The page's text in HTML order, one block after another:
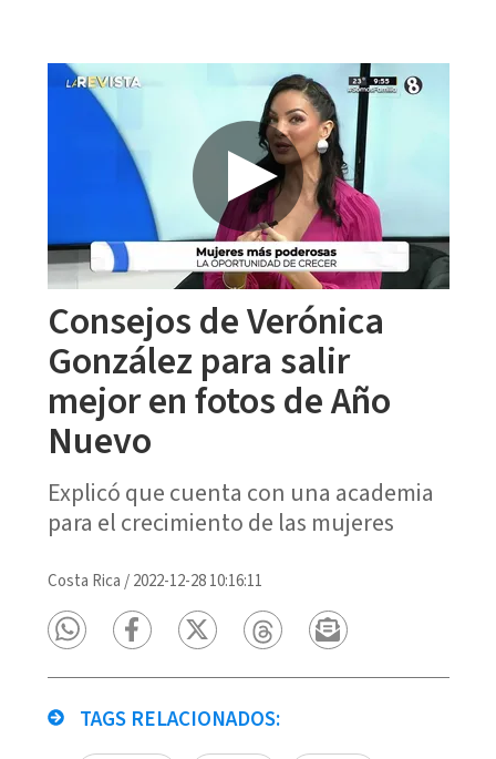
Consejos de Verónica
González para salir
mejor en fotos de Año
Nuevo
Explicó que cuenta con una academia
para el crecimiento de las mujeres
Costa Rica /2022-12-28 10:16:11
TAGS RELACIONADOS: